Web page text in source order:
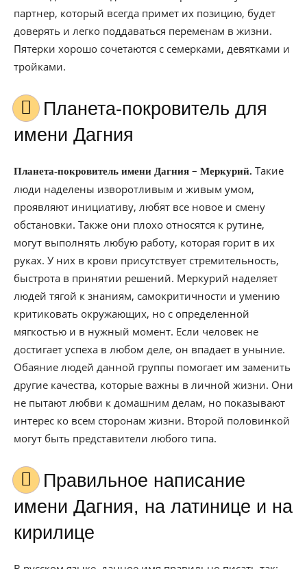
партнер, который всегда примет их позицию, будет
доверять и легко поддаваться переменам в жизни.
Пятерки хорошо сочетаются с семерками, девятками и
тройками.
Планета-покровитель для
имени Дагния
Планета-покровитель имени Дагния – Меркурий. Такие
люди наделены изворотливым и живым умом,
проявляют инициативу, любят все новое и смену
обстановки. Также они плохо относятся к рутине,
могут выполнять любую работу, которая горит в их
руках. У них в крови присутствует стремительность,
быстрота в принятии решений. Меркурий наделяет
людей тягой к знаниям, самокритичности и умению
критиковать окружающих, но с определенной
мягкостью и в нужный момент. Если человек не
достигает успеха в любом деле, он впадает в уныние.
Обаяние людей данной группы помогает им заменить
другие качества, которые важны в личной жизни. Они
не пытают любви к домашним делам, но показывают
интерес ко всем сторонам жизни. Второй половинкой
могут быть представители любого типа.
Правильное написание
имени Дагния, на латинице и на
кирилице